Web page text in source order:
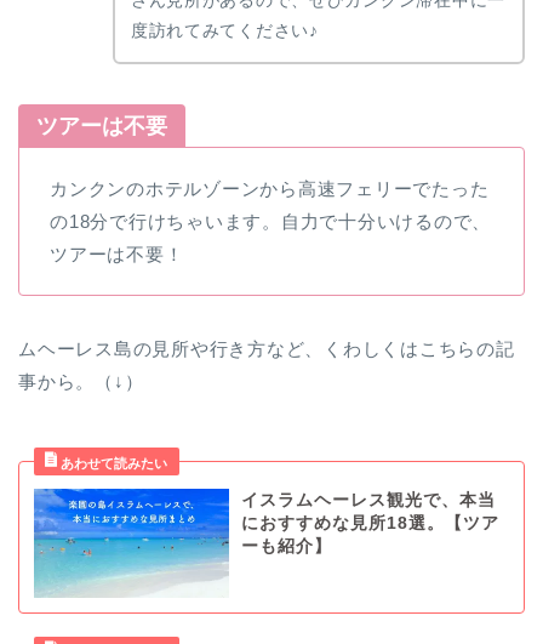
度訪れてみてください♪
ツアーは不要
カンクンのホテルゾーンから高速フェリーでたった
の18分で行けちゃいます。自力で十分いけるので、
ツアーは不要！
ムヘーレス島の見所や行き方など、くわしくはこちらの記
事から。（↓）
イスラムヘーレス観光で、本当
におすすめな見所18選。【ツア
ーも紹介】